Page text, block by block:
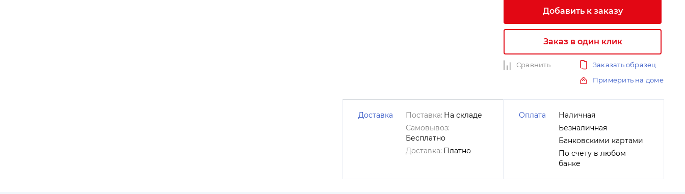
Добавить к заказу
Заказ в один клик
Сравнить
Заказать образец
Примерить на доме
Доставка Поставка: На складе
Самовывоз:
Бесплатно
Доставка: Платно
Оплата
Наличная
Безналичная
Банковскими картами
По счету в любом
банке